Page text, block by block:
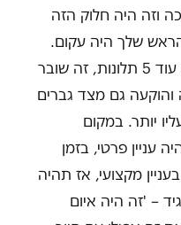
וזה היה חלוק הזה
שלך היה עקום.
אבל לבוא ולשקר ואח"כ צצות עוד 5 תלונות, זה שובר
גם מצד גברים
יותר. במקום
עניין פרטי, בזמן
מקצועי, אז תהיה
– 'זה היה איום